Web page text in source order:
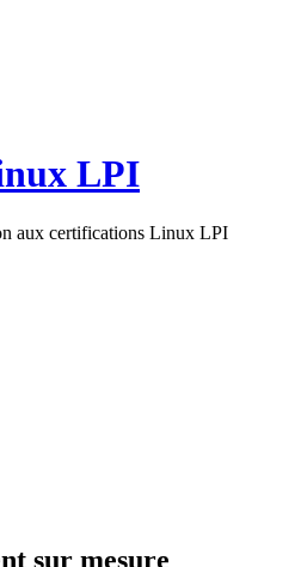
LPI
aux certifications Linux LPI
sur mesure